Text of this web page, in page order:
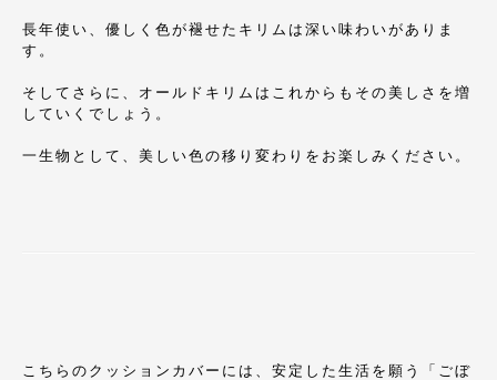
長年使い、優しく色が褪せたキリムは深い味わいがありま
す。
そしてさらに、オールドキリムはこれからもその美しさを増
していくでしょう。
一生物として、美しい色の移り変わりをお楽しみください。
こちらのクッションカバーには、安定した生活を願う「ごぼ